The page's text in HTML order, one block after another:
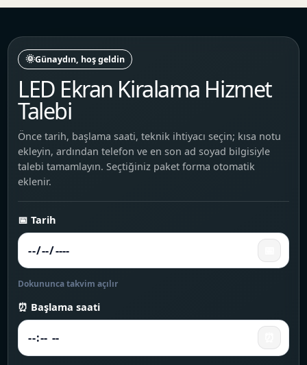
🌞Günaydın, hoş geldin
LED Ekran Kiralama Hizmet
Talebi
Önce tarih, başlama saati, teknik ihtiyacı seçin; kısa notu
ekleyin, ardından telefon ve en son ad soyad bilgisiyle
talebi tamamlayın. Seçtiğiniz paket forma otomatik
eklenir.
📅 Tarih
Dokununca takvim açılır
⏰ Başlama saati